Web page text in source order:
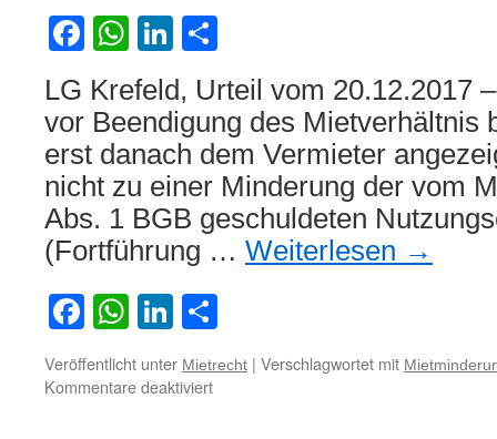
Facebook
WhatsApp
LinkedIn
LG Krefeld, Urteil vom 20.12.2017
vor Beendigung des Mietverhältnis
erst danach dem Vermieter
nicht zu einer Minderung der vom
Abs. 1 BGB geschuldeten
(Fortführung … Weiterlesen →
Facebook
WhatsApp
LinkedIn
Veröffentlicht unter Mietrecht | Verschlagwortet mit
Kommentare deaktiviertfür